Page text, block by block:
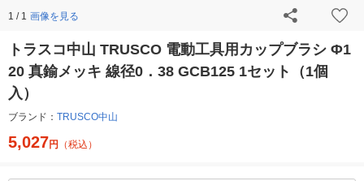
1 / 1 画像を見る
トラスコ中山 TRUSCO 電動工具用カップブラシ Φ1
20 真鍮メッキ 線径0．38 GCB125 1セット（1個
入）
ブランド： TRUSCO中山
5,027円 （税込）